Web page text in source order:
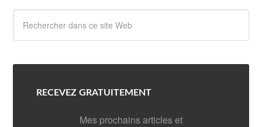
RECEVEZ GRATUITEMENT
Mes prochains articles et